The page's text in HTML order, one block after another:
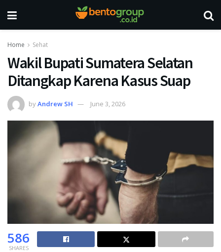
Home Sehat
Wakil Bupati Sumatera Selatan
Ditangkap Karena Kasus Suap
byAndrew SH June 3, 2026
586
SHARES